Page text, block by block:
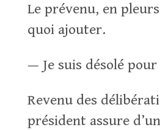
Le prévenu, en
quoi ajouter.
— Je suis désolé
Revenu des
président assure